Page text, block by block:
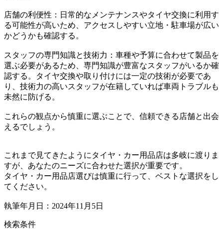
店舗の利便性：日常的なメンテナンスやタイヤ交換に利用す
る可能性が高いため、アクセスしやすい立地・駐車場が広い
かどうかも確認する。
スタッフの専門知識と技術力：車種や予算に合わせて製品を
選ぶ必要があるため、専門知識が豊富なスタッフがいるか確
認する。タイヤ交換や取り付けには一定の技術が必要であ
り、技術力の高いスタッフが在籍していれば車両トラブルも
未然に防げる。
これらの観点から慎重に選ぶことで、信頼できる店舗と出会
えるでしょう。
これまで見てきたようにタイヤ・カー用品店は多岐に渡りま
すが、あなたのニーズに合わせた選択が重要です。
タイヤ・カー用品店選びは慎重に行って、ベストな選択をし
てください。
執筆年月日：2024年11月5日
検索条件